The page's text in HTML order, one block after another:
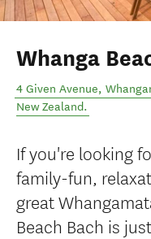
Whanga
4 Given Avenue,
New Zealand.
If you're looking
family-fun,
great
Beach Bach is